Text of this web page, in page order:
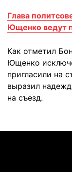
Глава
Ющенкo ведут
Как отметил
Ющенко
пригласили на
выразил
на съезд.